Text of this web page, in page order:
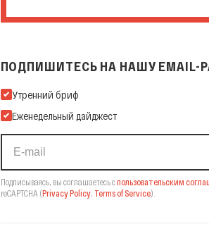
ПОДПИШИТЕСЬ НА НАШУ EMAIL-
Подпишитесь на нашу Email-рассылку
Утренний бриф
Еженедельный дайджест
Подписываясь, вы соглашаетесь спользовательским
reCAPTCHA (Privacy Policy, Terms of Service).